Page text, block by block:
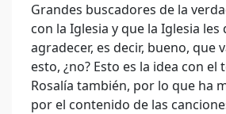
Grandes buscadores de la
con la Iglesia y que la Iglesia les
agradecer, es decir, bueno, que
esto, ¿no? Esto es la idea con el
Rosalía también, por lo que ha
por el contenido de las